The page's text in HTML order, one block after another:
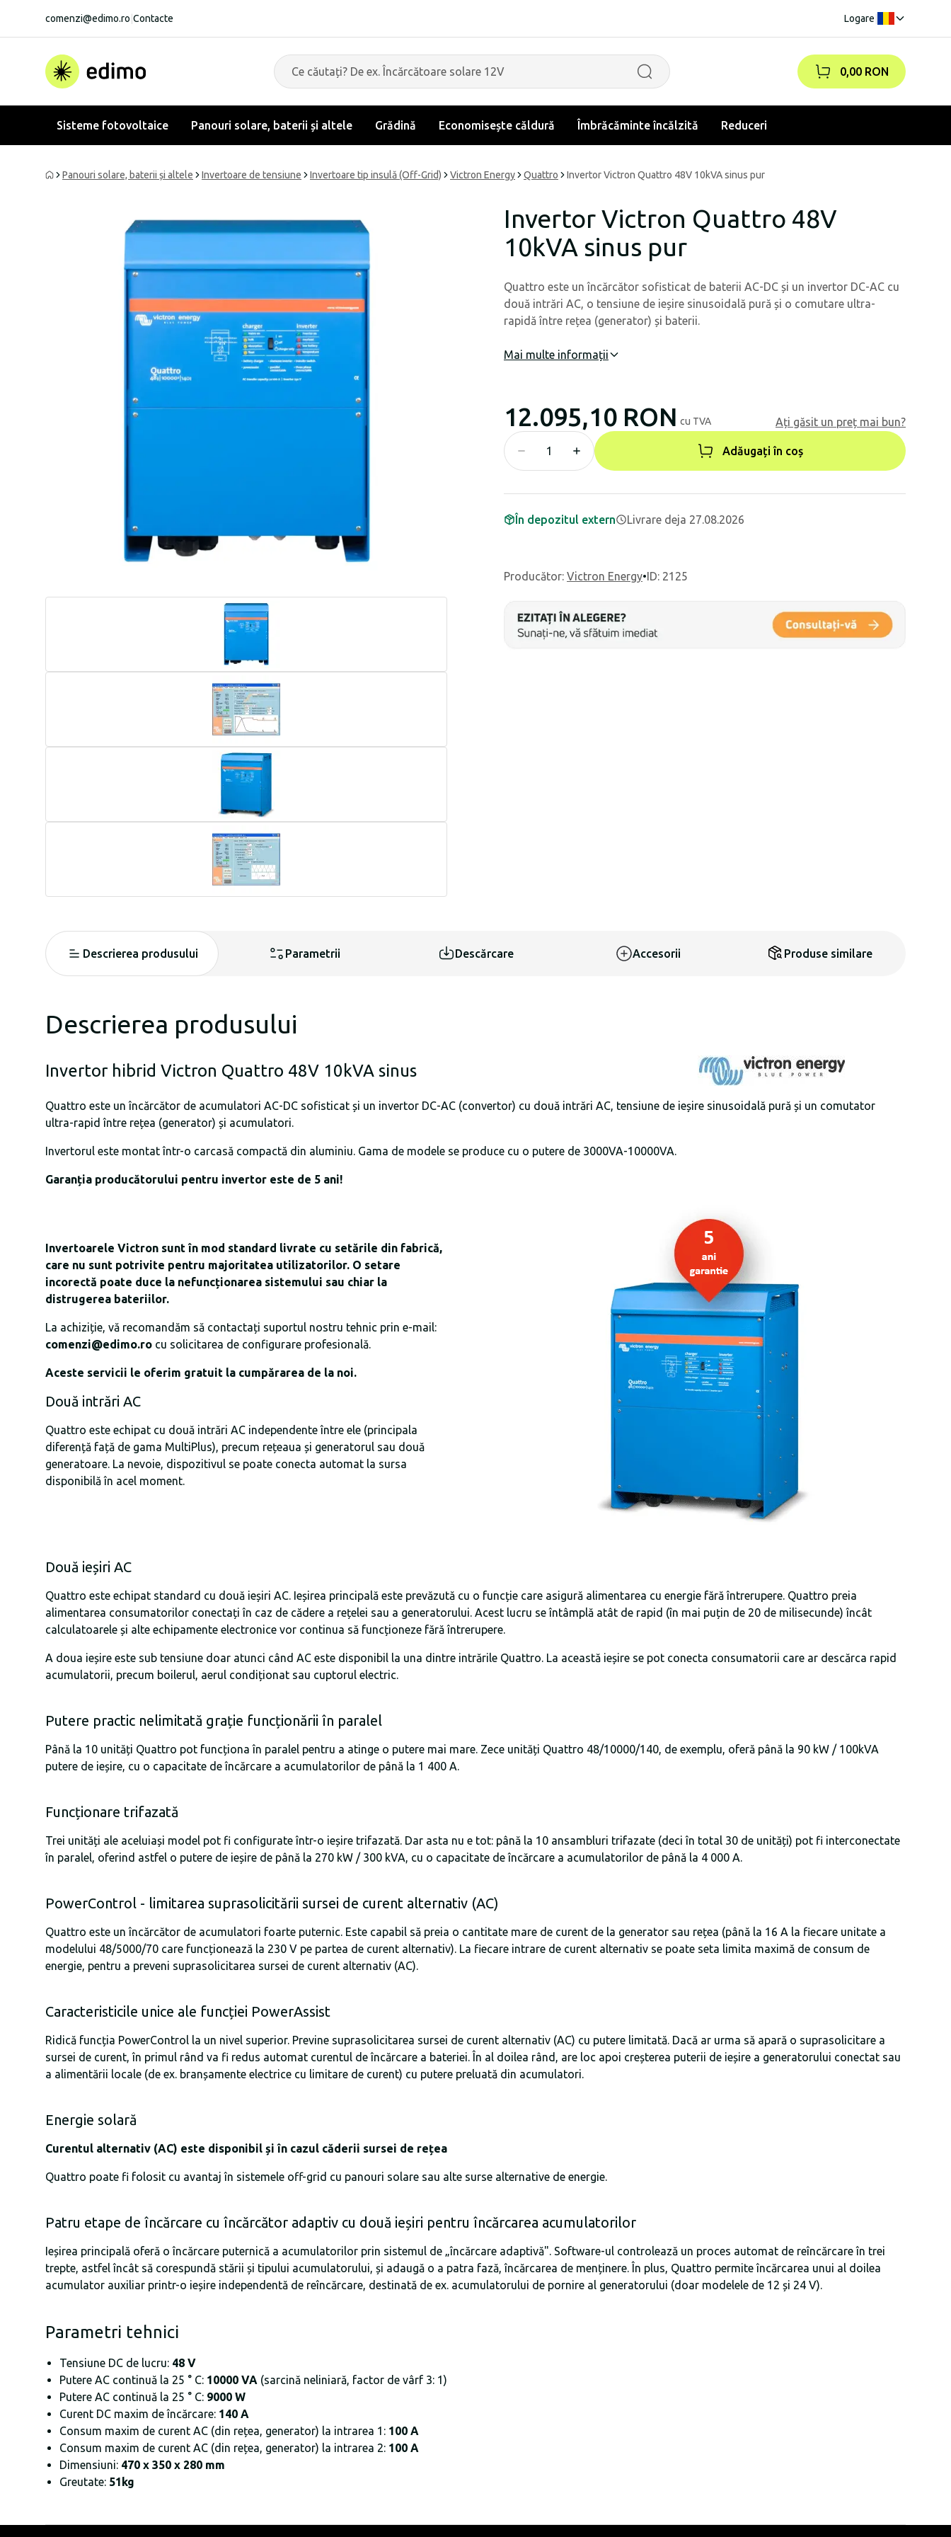
comenzi@edimo.ro Contacte Logare
0,00 RON
Sisteme fotovoltaice Panouri solare, baterii și altele Grădină Economisește căldură Îmbrăcăminte încălzită Reduceri
Panouri solare, baterii și altele Invertoare de tensiune Invertoare tip insulă (Off-Grid) Victron Energy Quattro Invertor Victron Quattro 48V 10kVA sinus pur
Invertor Victron Quattro 48V
10kVA sinus pur
Quattro este un încărcător sofisticat de baterii AC-DC și un invertor DC-AC cu
două intrări AC, o tensiune de ieșire sinusoidală pură și o comutare ultra-
rapidă între rețea (generator) și baterii.
Mai multe informații
12.095,10 RON cu TVA Ați găsit un preț mai bun?
Adăugați în coș
În depozitul extern Livrare deja 27.08.2026
Producător: Victron Energy•ID: 2125
Descrierea produsului Parametrii Descărcare Accesorii Produse similare
Descrierea produsului
Invertor hibrid Victron Quattro 48V 10kVA sinus
Quattro este un încărcător de acumulatori AC-DC sofisticat și un invertor DC-AC (convertor) cu două intrări AC, tensiune de ieșire sinusoidală pură și un comutator
ultra-rapid între rețea (generator) și acumulatori.
Invertorul este montat într-o carcasă compactă din aluminiu. Gama de modele se produce cu o putere de 3000VA-10000VA.
Garanția producătorului pentru invertor este de 5 ani!
Invertoarele Victron sunt în mod standard livrate cu setările din fabrică,
care nu sunt potrivite pentru majoritatea utilizatorilor. O setare
incorectă poate duce la nefuncționarea sistemului sau chiar la
distrugerea bateriilor.
La achiziție, vă recomandăm să contactați suportul nostru tehnic prin e-mail:
comenzi@edimo.ro cu solicitarea de configurare profesională.
Aceste servicii le oferim gratuit la cumpărarea de la noi.
Două intrări AC
Quattro este echipat cu două intrări AC independente între ele (principala
diferență față de gama MultiPlus), precum rețeaua și generatorul sau două
generatoare. La nevoie, dispozitivul se poate conecta automat la sursa
disponibilă în acel moment.
Două ieșiri AC
Quattro este echipat standard cu două ieșiri AC. Ieșirea principală este prevăzută cu o funcție care asigură alimentarea cu energie fără întrerupere. Quattro preia
alimentarea consumatorilor conectați în caz de cădere a rețelei sau a generatorului. Acest lucru se întâmplă atât de rapid (în mai puțin de 20 de milisecunde) încât
calculatoarele și alte echipamente electronice vor continua să funcționeze fără întrerupere.
A doua ieșire este sub tensiune doar atunci când AC este disponibil la una dintre intrările Quattro. La această ieșire se pot conecta consumatorii care ar descărca rapid
acumulatorii, precum boilerul, aerul condiționat sau cuptorul electric.
Putere practic nelimitată grație funcționării în paralel
Până la 10 unități Quattro pot funcționa în paralel pentru a atinge o putere mai mare. Zece unități Quattro 48/10000/140, de exemplu, oferă până la 90 kW / 100kVA
putere de ieșire, cu o capacitate de încărcare a acumulatorilor de până la 1 400 A.
Funcționare trifazată
Trei unități ale aceluiași model pot fi configurate într-o ieșire trifazată. Dar asta nu e tot: până la 10 ansambluri trifazate (deci în total 30 de unități) pot fi interconectate
în paralel, oferind astfel o putere de ieșire de până la 270 kW / 300 kVA, cu o capacitate de încărcare a acumulatorilor de până la 4 000 A.
PowerControl - limitarea suprasolicitării sursei de curent alternativ (AC)
Quattro este un încărcător de acumulatori foarte puternic. Este capabil să preia o cantitate mare de curent de la generator sau rețea (până la 16 A la fiecare unitate a
modelului 48/5000/70 care funcționează la 230 V pe partea de curent alternativ). La fiecare intrare de curent alternativ se poate seta limita maximă de consum de
energie, pentru a preveni suprasolicitarea sursei de curent alternativ (AC).
Caracteristicile unice ale funcției PowerAssist
Ridică funcția PowerControl la un nivel superior. Previne suprasolicitarea sursei de curent alternativ (AC) cu putere limitată. Dacă ar urma să apară o suprasolicitare a
sursei de curent, în primul rând va fi redus automat curentul de încărcare a bateriei. În al doilea rând, are loc apoi creșterea puterii de ieșire a generatorului conectat sau
a alimentării locale (de ex. branșamente electrice cu limitare de curent) cu putere preluată din acumulatori.
Energie solară
Curentul alternativ (AC) este disponibil și în cazul căderii sursei de rețea
Quattro poate fi folosit cu avantaj în sistemele off-grid cu panouri solare sau alte surse alternative de energie.
Patru etape de încărcare cu încărcător adaptiv cu două ieșiri pentru încărcarea acumulatorilor
Ieșirea principală oferă o încărcare puternică a acumulatorilor prin sistemul de „încărcare adaptivă". Software-ul controlează un proces automat de reîncărcare în trei
trepte, astfel încât să corespundă stării și tipului acumulatorului, și adaugă o a patra fază, încărcarea de menținere. În plus, Quattro permite încărcarea unui al doilea
acumulator auxiliar printr-o ieșire independentă de reîncărcare, destinată de ex. acumulatorului de pornire al generatorului (doar modelele de 12 și 24 V).
Parametri tehnici
Tensiune DC de lucru: 48 V
Putere AC continuă la 25 ° C: 10000 VA (sarcină neliniară, factor de vârf 3: 1)
Putere AC continuă la 25 ° C: 9000 W
Curent DC maxim de încărcare: 140 A
Consum maxim de curent AC (din rețea, generator) la intrarea 1: 100 A
Consum maxim de curent AC (din rețea, generator) la intrarea 2: 100 A
Dimensiuni: 470 x 350 x 280 mm
Greutate: 51kg